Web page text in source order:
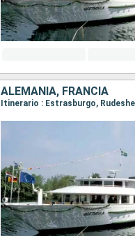
ALEMANIA, FRANCIA
Itinerario : Estrasburgo,